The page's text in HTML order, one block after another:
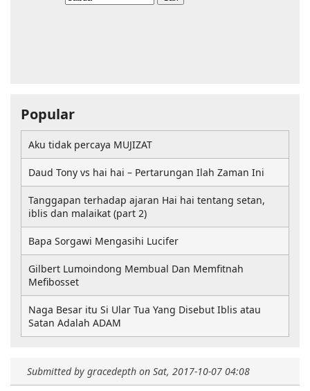
Submitted by gracedepth on Sat, 2017-10-07 04:08
Popular
Aku tidak percaya MUJIZAT
Daud Tony vs hai hai – Pertarungan Ilah Zaman Ini
Tanggapan terhadap ajaran Hai hai tentang setan,
iblis dan malaikat (part 2)
Bapa Sorgawi Mengasihi Lucifer
Gilbert Lumoindong Membual Dan Memfitnah
Mefibosset
Naga Besar itu Si Ular Tua Yang Disebut Iblis atau
Satan Adalah ADAM